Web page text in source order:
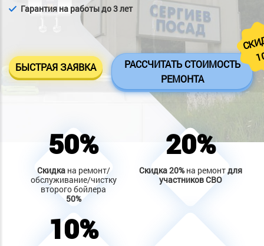
Гарантия на работы до 3 лет
БЫСТРАЯ ЗАЯВКА
РАССЧИТАТЬ СТОИМОСТЬ
РЕМОНТА
50%
Скидкана ремонт/
обслуживание/чистку
второго бойлера
50%
20%
Скидка20%на ремонтдля
участников СВО
10%